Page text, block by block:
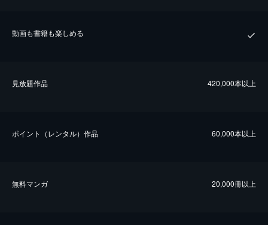
動画も書籍も楽しめる
⾒放題作品 420,000本以上
ポイント（レンタル）作品 60,000本以上
無料マンガ 20,000冊以上